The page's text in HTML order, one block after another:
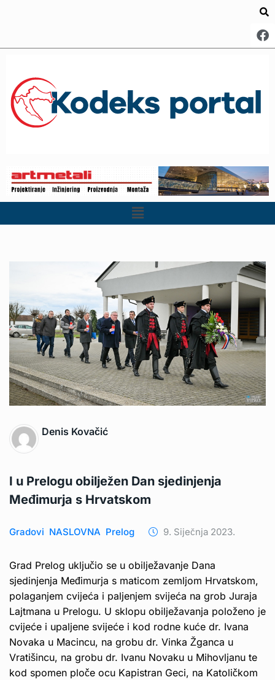
Denis Kovačić
I u Prelogu obilježen Dan sjedinjenja
Međimurja s Hrvatskom
Gradovi NASLOVNA Prelog 9. Siječnja 2023.
Grad Prelog uključio se u obilježavanje Dana
sjedinjenja Međimurja s maticom zemljom Hrvatskom,
polaganjem cvijeća i paljenjem svijeća na grob Juraja
Lajtmana u Prelogu. U sklopu obilježavanja položeno je
cvijeće i upaljene svijeće i kod rodne kuće dr. Ivana
Novaka u Macincu, na grobu dr. Vinka Žganca u
Vratišincu, na grobu dr. Ivanu Novaku u Mihovljanu te
kod spomen ploče ocu Kapistran Geci, na Katoličkom